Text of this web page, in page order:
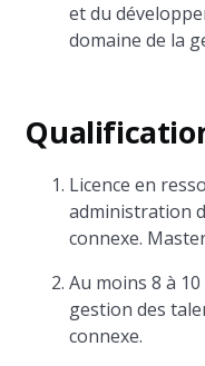
et du
domaine de la
Licence en
administration
connexe.
Au moins 8 à
gestion des
connexe.